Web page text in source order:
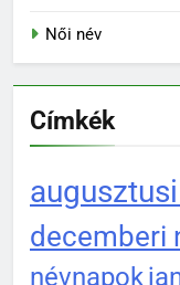
Női név
Címkék
decemberi
névnapok